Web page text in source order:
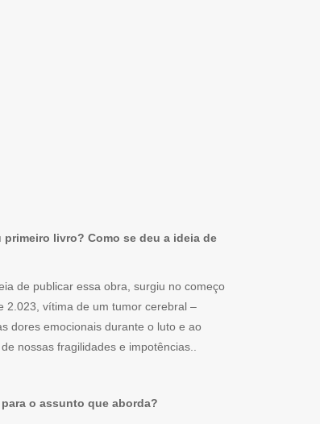
livro? Como se deu a ideia de
de publicar essa obra, surgiu no começo
2.023, vítima de um tumor cerebral –
dores emocionais durante o luto e ao
nossas fragilidades e impotências..
o assunto que aborda?